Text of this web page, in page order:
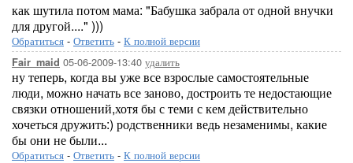
как шутила потом мама: "Бабушка забрала от одной внучки
для другой...." )))
Обратиться - Ответить - К полной версии
Fair_maid 05-06-2009-13:40 удалить
ну теперь, когда вы уже все взрослые самостоятельные
люди, можно начать все заново, достроить те недостающие
связки отношений,хотя бы с теми с кем действительно
хочеться дружить:) родственники ведь незаменимы, какие
бы они не были...
Обратиться - Ответить - К полной версии